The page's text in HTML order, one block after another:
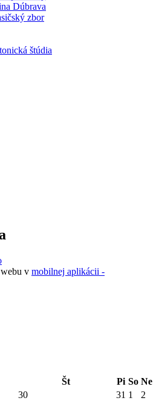
Dúbrava
zbor
štúdia
v mobilnej aplikácii -
Št Pi So Ne
30 31 1
2